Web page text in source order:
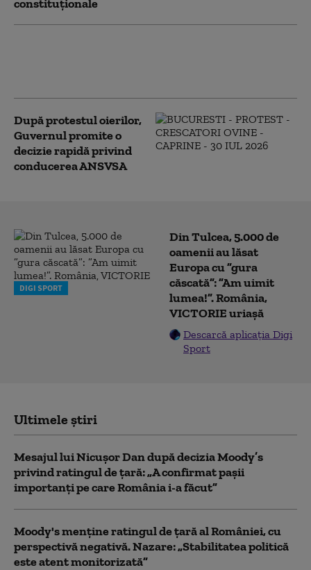
constituționale
După protestul oierilor,
Guvernul promite o
decizie rapidă privind
conducerea ANSVSA
DIGI SPORT
Din Tulcea, 5.000 de
oamenii au lăsat
Europa cu ”gura
căscată”: ”Am uimit
lumea!”. România,
VICTORIE uriașă
Descarcă aplicația Digi
Sport
Ultimele știri
Mesajul lui Nicușor Dan după decizia Moody’s
privind ratingul de țară: „A confirmat pașii
importanți pe care România i-a făcut”
Moody's menține ratingul de țară al României, cu
perspectivă negativă. Nazare: „Stabilitatea politică
este atent monitorizată”